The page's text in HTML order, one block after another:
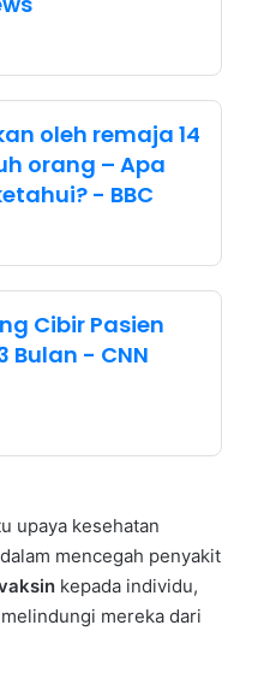
oleh remaja 14
orang – Apa
- BBC
Cibir Pasien
Bulan - CNN
upaya kesehatan
mencegah penyakit
kepada individu,
mereka dari